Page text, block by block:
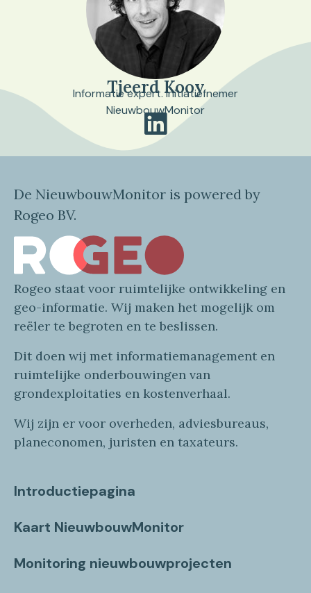
Tjeerd Kooy
Informatie expert. Initiatiefnemer
NieuwbouwMonitor
De NieuwbouwMonitor is powered by
Rogeo BV.
Rogeo staat voor ruimtelijke ontwikkeling en
geo-informatie. Wij maken het mogelijk om
reëler te begroten en te beslissen.
Dit doen wij met informatiemanagement en
ruimtelijke onderbouwingen van
grondexploitaties en kostenverhaal.
Wij zijn er voor overheden, adviesbureaus,
planeconomen, juristen en taxateurs.
Introductiepagina
Kaart NieuwbouwMonitor
Monitoring nieuwbouwprojecten